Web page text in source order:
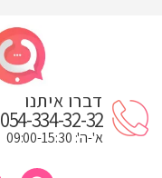
דברו איתנו
054-334-32-32
א'-ה': 09:00-15:30